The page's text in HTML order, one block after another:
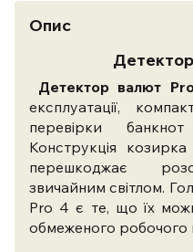
Опис
Детектор валют
експлуатації,
перевірки
Конструкція
перешкоджає
звичайним світлом.
Pro 4 є те, що їх
обмеженого робочого